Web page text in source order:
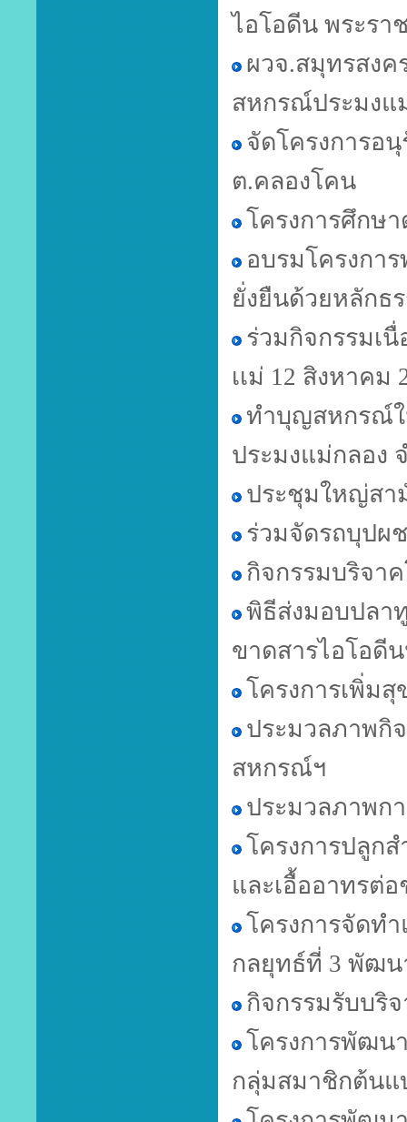
ไอโอดีน พระรา
ผวจ.สมุทรสงค
สหกรณ์ประมงแ
จัดโครงการอ
ต.คลองโคน
โครงการศึกษ
อบรมโครงกา
ยั่งยืนด้วยหลักธ
ร่วมกิจกรรมเ
เเม่ 12 สิงหาคม
ทำบุญสหกรณ์ใ
ประมงแม่กลอง
ประชุมใหญ่สา
ร่วมจัดรถบุปผ
กิจกรรมบริจา
พิธีส่งมอบปลา
ขาดสารไอโอดี
โครงการเพิ่มสุ
ประมวลภาพกิ
สหกรณ์ฯ
ประมวลภาพก
โครงการปลูก
และเอื้ออาทรต่
โครงการจัดท
กลยุทธ์ที่ 3 พัฒ
กิจกรรมรับบริ
โครงการพัฒน
กลุ่มสมาชิกต้นแ